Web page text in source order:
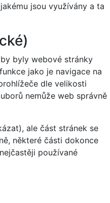
jsou využívány a ta
byly webové stránky
jako je navigace na
dle velikosti
nemůže web správně
ale část stránek se
některé části dokonce
používané